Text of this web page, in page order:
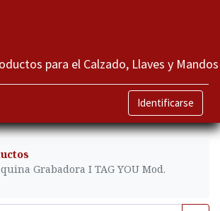
para el Calzado, Llaves y Mandos
Identificarse
Grabadora I TAG YOU Mod.